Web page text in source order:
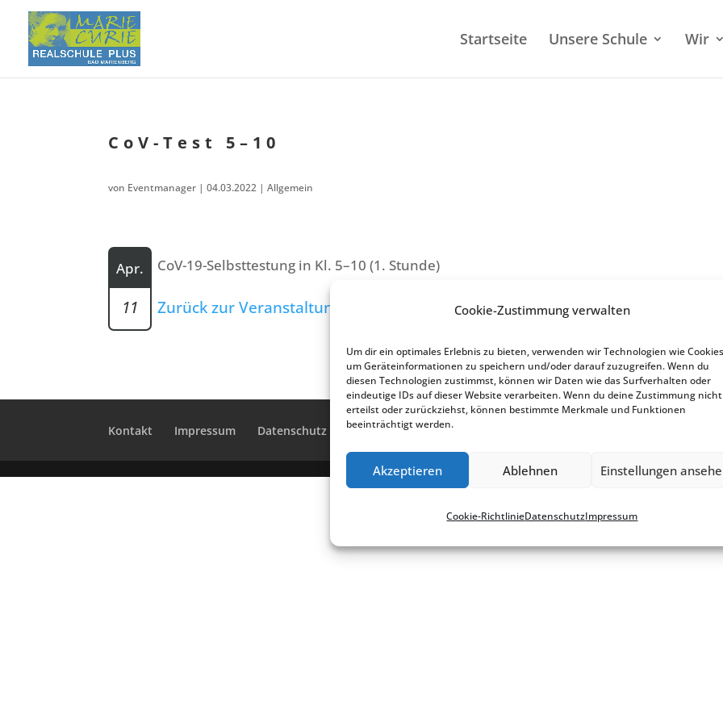
Cookie-Zustimmung verwalten
Um dir ein optimales Erlebnis zu bieten, verwenden wir Technologien wie
um Geräteinformationen zu speichern und/oder darauf zuzugreifen. Wenn du
diesen Technologien zustimmst, können wir Daten wie das Surfverhalten oder
eindeutige IDs auf dieser Website verarbeiten. Wenn du deine Zustimmung nicht
erteilst oder zurückziehst, können bestimmte Merkmale und Funktionen
beeinträchtigt werden.
Akzeptieren Ablehnen Einstellungen
Cookie-Richt­li­nieDaten­schutzImpres­sum
Start­sei­te Unsere Schule Wir
CoV-Test 5–10
von Eventmanager |04.03.2022 | Allgemein
Apr.
11
CoV-19-Selbst­tes­tung in Kl. 5–10 (1. Stunde)
Zurück zur Veranstaltungsliste
Kontakt Impres­sum Daten­schutz Cookie-Richt­­li­­nie